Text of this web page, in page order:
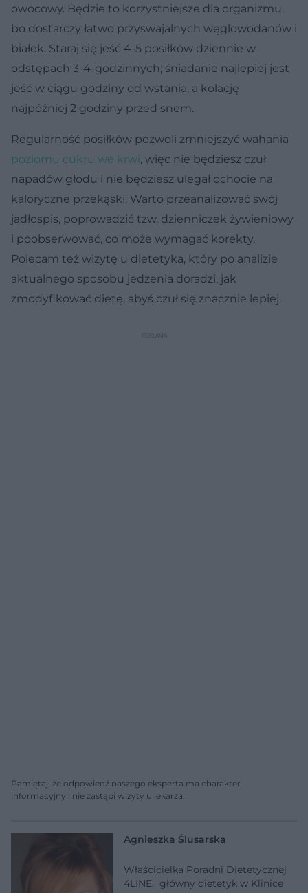
owocowy. Będzie to korzystniejsze dla organizmu,
bo dostarczy łatwo przyswajalnych węglowodanów i
białek. Staraj się jeść 4-5 posiłków dziennie w
odstępach 3-4-godzinnych; śniadanie najlepiej jest
jeść w ciągu godziny od wstania, a kolację
najpóźniej 2 godziny przed snem.
Regularność posiłków pozwoli zmniejszyć wahania
poziomu cukru we krwi, więc nie będziesz czuł
napadów głodu i nie będziesz ulegał ochocie na
kaloryczne przekąski. Warto przeanalizować swój
jadłospis, poprowadzić tzw. dzienniczek żywieniowy
i poobserwować, co może wymagać korekty.
Polecam też wizytę u dietetyka, który po analizie
aktualnego sposobu jedzenia doradzi, jak
zmodyfikować dietę, abyś czuł się znacznie lepiej.
Pamiętaj, że odpowiedź naszego eksperta ma charakter
informacyjny i nie zastąpi wizyty u lekarza.
Agnieszka Ślusarska
Właścicielka Poradni Dietetycznej
4LINE, główny dietetyk w Klinice